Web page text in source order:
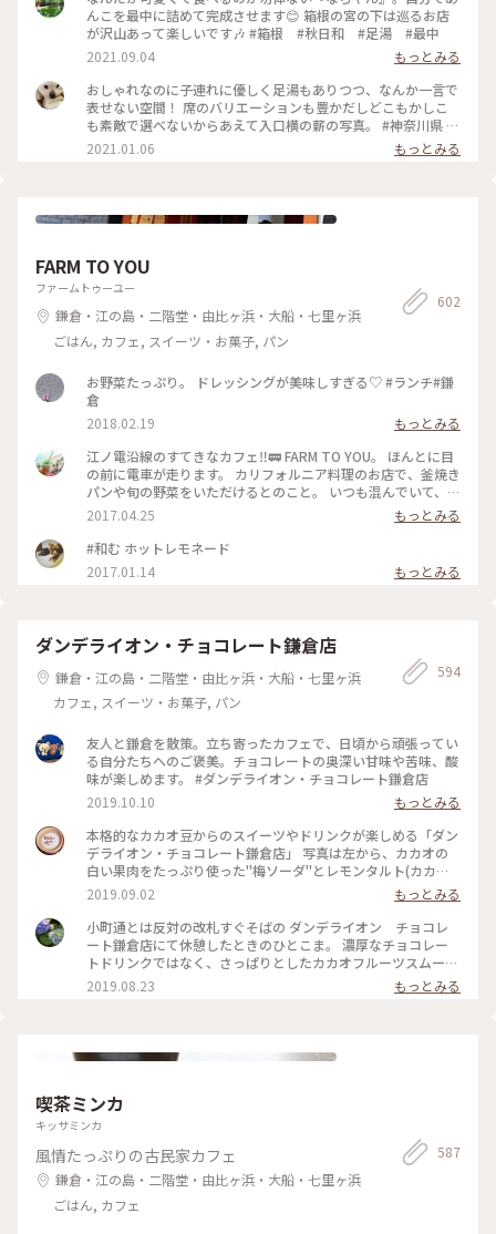
窓からも箱根の山が一望できて最高……！ 癒やされました🌳
🌲 #私のことりっぷ #箱根カフェ #ナラヤカフェ
んこを最中に詰めて完成させます😊 箱根の宮の下は巡るお店
が沢山あって楽しいです🎶 #箱根 #秋日和 #足湯 #最中
2021.09.04
もっとみる
おしゃれなのに子連れに優しく足湯もありつつ、なんか一言で
表せない空間！ 席のバリエーションも豊かだしどこもかしこ
も素敵で選べないからあえて入口横の薪の写真。 #神奈川県 #
箱根 #NARAYA CAFE #ならやカフェ #足湯 #おしゃれ空間
2021.01.06 もっとみる
FARM TO YOU
ファームトゥーユー
鎌倉・江の島・二階堂・由比ヶ浜・大船・七里ヶ浜
ごはん, カフェ, スイーツ・お菓子, パン
602
お野菜たっぷり。 ドレッシングが美味しすぎる♡ #ランチ#鎌
倉
2018.02.19
もっとみる
江ノ電沿線のすてきなカフェ‼︎🚃 FARM TO YOU。 ほんとに目
の前に電車が走ります。 カリフォルニア料理のお店で、釜焼き
パンや旬の野菜をいただけるとのこと。 いつも混んでいて、テ
イクアウトカフェのみなのですが、アルコールもあるので、ゆ
っくりしたいですﾟ･*:.｡. .｡.:*･゜ #farmtoyou #カリフォルニア
料理 #ランチ #カフェ #テイクアウト #由比ヶ浜 #鎌倉 #江ノ電
2017.04.25
もっとみる
#和む ホットレモネード
2017.01.14
もっとみる
ダンデライオン・チョコレート鎌倉店
鎌倉・江の島・二階堂・由比ヶ浜・大船・七里ヶ浜
カフェ, スイーツ・お菓子, パン
594
友人と鎌倉を散策。立ち寄ったカフェで、日頃から頑張ってい
る自分たちへのご褒美。チョコレートの奥深い甘味や苦味、酸
味が楽しめます。 #ダンデライオン・チョコレート鎌倉店
2019.10.10
もっとみる
本格的なカカオ豆からのスイーツやドリンクが楽しめる「ダン
デライオン・チョコレート鎌倉店」 写真は左から、カカオの
白い果肉をたっぷり使った"梅ソーダ"とレモンタルト(カカオ
の間にレモンがしっかりと挟まれており、カカオの苦味となん
だか合っている😱‼️) 窓の外からは鎌倉駅のホームが見え、春
になると桜🌸が窓を覆う感じに咲くようです🚃 ホームを行き
交う人達を見ながら、カフェもたまには素敵だなぁ…と感じま
した。 #チョコレート#わたしの街#ダンデライオン#カカオ#鎌
2019.09.02
もっとみる
小町通とは反対の改札すぐそばの ダンデライオン チョコレ
ート鎌倉店にて休憩したときのひとこま。 濃厚なチョコレー
トドリンクではなく、さっぱりとしたカカオフルーツスムージ
ーを。 美味しかったです～ そしておまけのお菓子も嬉しい。
#鎌倉 #ダンデライオンチョコレート #スムージー
2019.08.23 もっとみる
喫茶ミンカ
キッサミンカ
風情たっぷりの古民家カフェ
鎌倉・江の島・二階堂・由比ヶ浜・大船・七里ヶ浜
ごはん, カフェ
587